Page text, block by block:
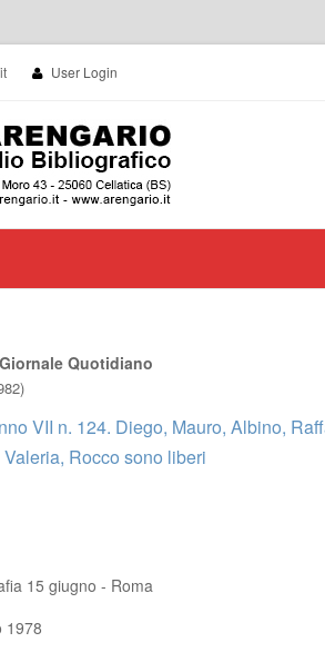
User Login
Quotidiano
VII n. 124. Diego, Mauro, Albino,
Rocco sono liberi
15 giugno - Roma
1978